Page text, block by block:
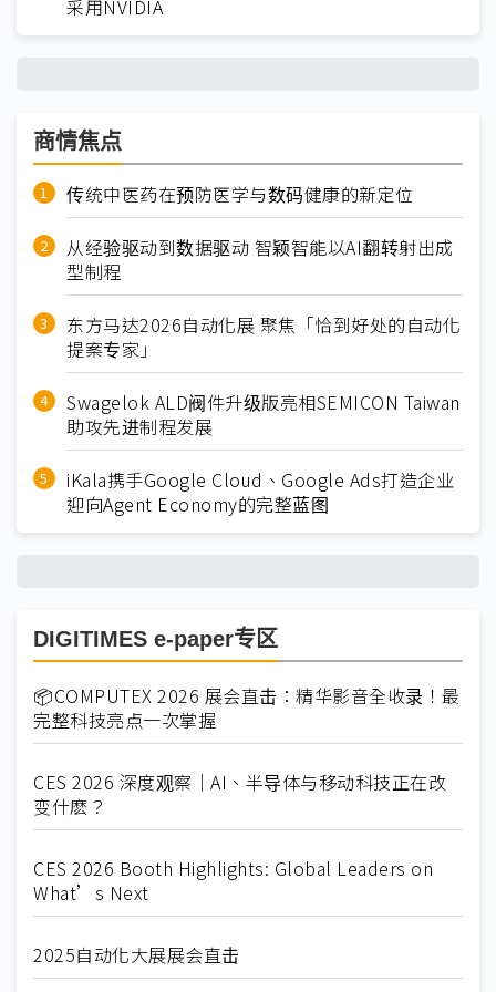
采用NVIDIA
商情焦点
传统中医药在预防医学与数码健康的新定位
从经验驱动到数据驱动 智颖智能以AI翻转射出成
型制程
东方马达2026自动化展 聚焦「恰到好处的自动化
提案专家」
Swagelok ALD阀件升级版亮相SEMICON Taiwan
助攻先进制程发展
iKala携手Google Cloud、Google Ads打造企业
迎向Agent Economy的完整蓝图
DIGITIMES e-paper专区
📦COMPUTEX 2026 展会直击：精华影音全收录！最
完整科技亮点一次掌握
CES 2026 深度观察｜AI、半导体与移动科技正在改
变什麽？
CES 2026 Booth Highlights: Global Leaders on
What’s Next
2025自动化大展展会直击